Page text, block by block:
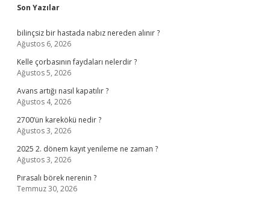
Sidebar
Son Yazılar
bilinçsiz bir hastada nabız nereden alınır ?
Ağustos 6, 2026
Kelle çorbasının faydaları nelerdir ?
Ağustos 5, 2026
Avans artığı nasıl kapatılır ?
Ağustos 4, 2026
2700’ün karekökü nedir ?
Ağustos 3, 2026
2025 2. dönem kayıt yenileme ne zaman ?
Ağustos 3, 2026
Pırasalı börek nerenin ?
Temmuz 30, 2026